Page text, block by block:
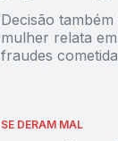
Decisão
mulher relata
fraudes
SE DERAM MAL